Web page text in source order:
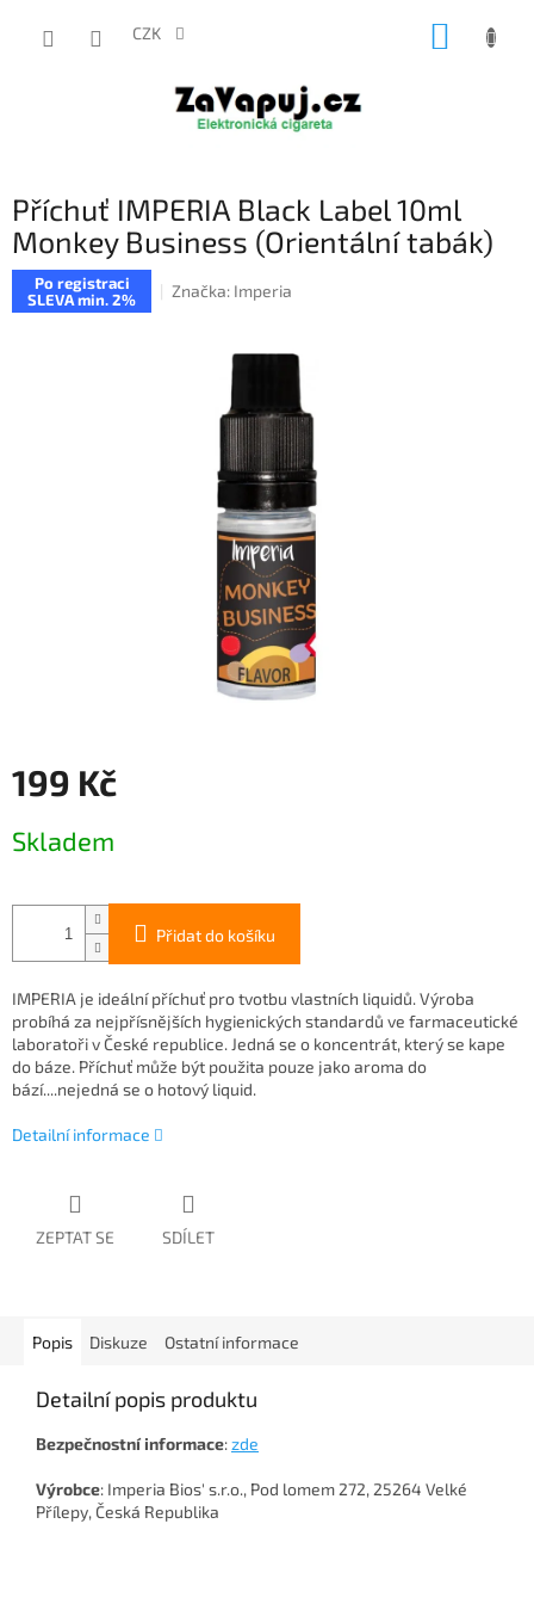
CZK
Příchuť IMPERIA Black Label 10ml
Monkey Business (Orientální tabák)
Po registraci
SLEVA min. 2%
Značka: Imperia
199 Kč
cena:
Skladem
Přidat do košíku
IMPERIA je ideální příchuť pro tvotbu vlastních liquidů. Výroba
probíhá za nejpřísnějších hygienických standardů ve farmaceutické
laboratoři v České republice. Jedná se o koncentrát, který se kape
do báze. Příchuť může být použita pouze jako aroma do
bází....nejedná se o hotový liquid.
Detailní informace
ZEPTAT SE SDÍLET
Popis Diskuze Ostatní informace
Detailní popis produktu
Bezpečnostní informace:zde
Výrobce: Imperia Bios' s.r.o., Pod lomem 272, 25264 Velké
Přílepy, Česká Republika